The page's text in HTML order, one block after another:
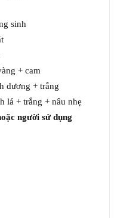
sinh
+ cam
dương + trắng
lá + trắng + nâu nhẹ
người sử dụng